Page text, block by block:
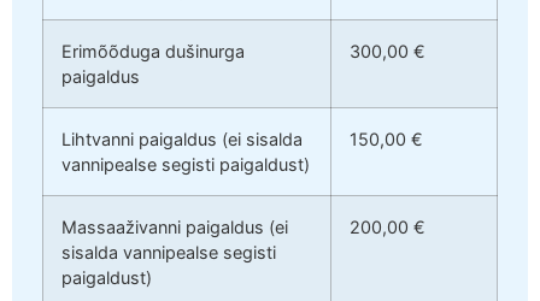
Erimõõduga dušinurga
paigaldus
300,00 €
Lihtvanni paigaldus (ei sisalda
vannipealse segisti paigaldust)
150,00 €
Massaaživanni paigaldus (ei
sisalda vannipealse segisti
paigaldust)
200,00 €